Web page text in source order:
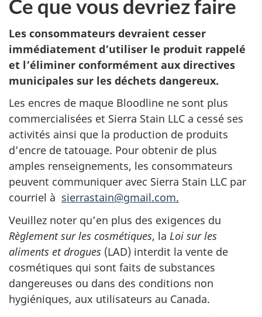
Ce que vous devriez faire
Les consommateurs devraient cesser
immédiatement d’utiliser le produit rappelé
et l’éliminer conformément aux directives
municipales sur les déchets dangereux.
Les encres de maque Bloodline ne sont plus
commercialisées et Sierra Stain LLC a cessé ses
activités ainsi que la production de produits
d’encre de tatouage. Pour obtenir de plus
amples renseignements, les consommateurs
peuvent communiquer avec Sierra Stain LLC par
courriel à sierrastain@gmail.com.
Veuillez noter qu’en plus des exigences du
Règlement sur les cosmétiques, la Loi sur les
aliments et drogues (LAD) interdit la vente de
cosmétiques qui sont faits de substances
dangereuses ou dans des conditions non
hygiéniques, aux utilisateurs au Canada.